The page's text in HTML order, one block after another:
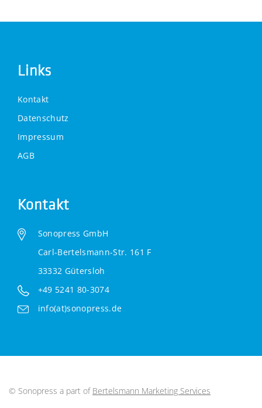
Links
Kontakt
Datenschutz
Impressum
AGB
Kontakt
Sonopress GmbH
Carl-Bertelsmann-Str. 161 F
33332 Gütersloh
+49 5241 80-3074
info(at)sonopress.de
© Sonopress a part of Bertelsmann Marketing Services